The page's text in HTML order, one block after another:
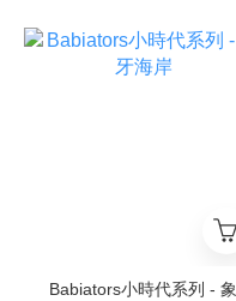
Babiators小時代系列 - 象